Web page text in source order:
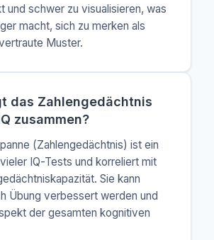
und schwer zu visualisieren, was
macht, sich zu merken als
Muster.
das Zahlengedächtnis
zusammen?
(Zahlengedächtnis) ist ein
IQ-Tests und korreliert mit
Sie kann
Übung verbessert werden und
der gesamten kognitiven